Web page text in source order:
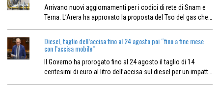
Arrivano nuovi aggiornamenti per i codici di rete di Snam e
Terna. L’Arera ha approvato la proposta del Tso del gas che…
Diesel, taglio dell’accisa fino al 24 agosto poi “fino a fine mese
con l’accisa mobile”
Il Governo ha prorogato fino al 24 agosto il taglio di 14
centesimi di euro al litro dell’accisa sul diesel per un impatt…